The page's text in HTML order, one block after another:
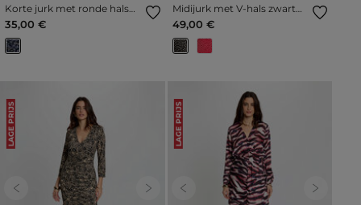
Korte jurk met ronde hals
meerkleurig vrouw
35,00 €
Midijurk met V-hals zwart
vrouw
49,00 €
LAGE PRIJS
Previous Next
LAGE PRIJS
Previous Next